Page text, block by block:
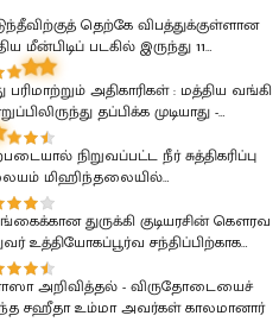
தெற்கே விபத்துக்குள்ளான
மீன்பிடிப் படகில் இருந்து 11
இலங்கை கடற்படை பாதுகாப்பாக
பரிமாற்றும் அதிகாரிகள் : மத்திய வங்கி
தப்பிக்க முடியாது -
ரவூப் ஹக்கீம் ஆவேசம்
நிறுவப்பட்ட நீர் சுத்திகரிப்பு
மிஹிந்தலையில்
கையளிக்கப்பட்டது
துருக்கி குடியரசின் கௌரவ
உத்தியோகப்பூர்வ சந்திப்பிற்காக
தளபதியை சந்தித்தார்
அறிவித்தல் - விருதோடையைச்
சஹீதா உம்மா அவர்கள் காலமானார்